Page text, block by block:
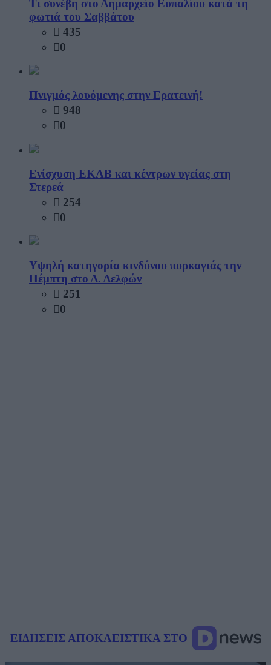
Τι συνέβη στο Δημαρχείο Ευπαλίου κατά τη
φωτιά του Σαββάτου
435
0
Πνιγμός λουόμενης στην Ερατεινή!
948
0
Ενίσχυση ΕΚΑΒ και κέντρων υγείας στη
Στερεά
254
0
Υψηλή κατηγορία κινδύνου πυρκαγιάς την
Πέμπτη στο Δ. Δελφών
251
0
ΕΙΔΗΣΕΙΣ ΑΠΟΚΛΕΙΣΤΙΚΑ ΣΤΟ